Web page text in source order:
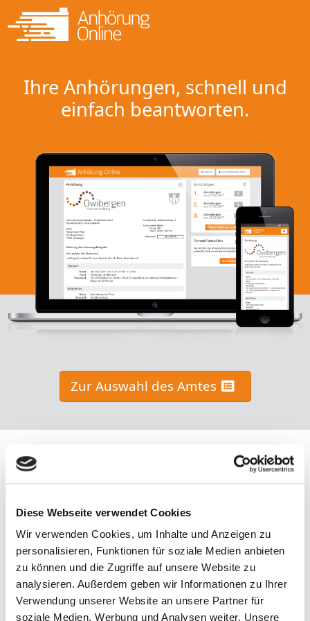
Diese Webseite verwendet Cookies
Wir verwenden Cookies, um Inhalte und Anzeigen zu
personalisieren, Funktionen für soziale Medien anbieten
zu können und die Zugriffe auf unsere Website zu
analysieren. Außerdem geben wir Informationen zu Ihrer
Verwendung unserer Website an unsere Partner für
soziale Medien, Werbung und Analysen weiter. Unsere
Ihre Anhörungen, schnell und
einfach beantworten.
Zur Auswahl des Amtes
Kostenlos
Der Service ist für Sie als Bürger gebührenfrei. Sie sparen sich
dadurch die bei einer schriftlichen Antwort anfallenden